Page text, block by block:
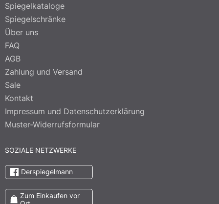
Spiegelkataloge
Spiegelschränke
Über uns
FAQ
AGB
Zahlung und Versand
Sale
Kontakt
Impressum und Datenschutzerklärung
Muster-Widerrufsformular
SOZIALE NETZWERKE
Derspiegelmann
Zum Einkaufen vor